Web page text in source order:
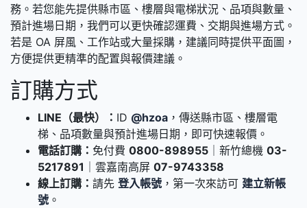
務。若您能先提供縣市區、樓層與電梯狀況、品項與數量、
預計進場日期，我們可以更快確認運費、交期與進場方式。
若是 OA 屏風、工作站或大量採購，建議同時提供平面圖，
方便提供更精準的配置與報價建議。
訂購方式
LINE（最快）： ID @hzoa ，傳送縣市區、樓層電
梯、品項數量與預計進場日期，即可快速報價。
電話訂購： 免付費 0800-898955 ｜新竹總機 03-
5217891 ｜雲嘉南高屏 07-9743358
線上訂購： 請先 登入帳號 ，第一次來訪可 建立新帳
號 。